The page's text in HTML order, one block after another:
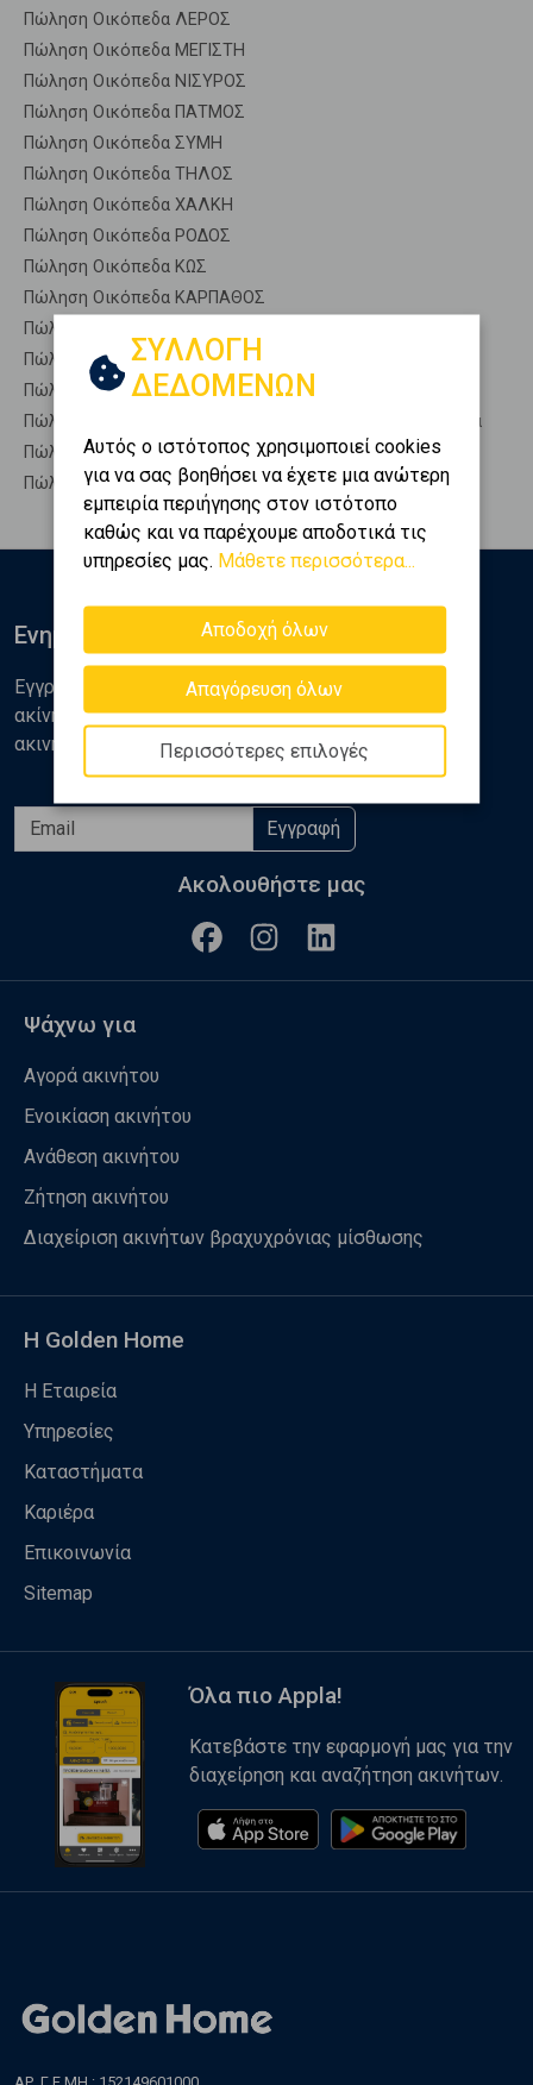
Πώληση Οικόπεδα ΛΕΡΟΣ
Πώληση Οικόπεδα ΜΕΓΙΣΤΗ
Πώληση Οικόπεδα ΝΙΣΥΡΟΣ
Πώληση Οικόπεδα ΠΑΤΜΟΣ
Πώληση Οικόπεδα ΣΥΜΗ
Πώληση Οικόπεδα ΤΗΛΟΣ
Πώληση Οικόπεδα ΧΑΛΚΗ
Πώληση Οικόπεδα ΡΟΔΟΣ
Πώληση Οικόπεδα ΚΩΣ
Πώληση Οικόπεδα ΚΑΡΠΑΘΟΣ
Πώληση Αγροτεμάχια ΠΑΤΜΟΣ - Αγρελούσσα
Πώληση Δασικές εκτάσεις ΠΑΤΜΟΣ - Αγρελούσσα
Πώληση Εκτάσεις ΠΑΤΜΟΣ - Αγρελούσσα
Πώληση Επαγγελματικά οικόπεδα ΠΑΤΜΟΣ - Αγρελούσσα
Πώληση Νησιά ΠΑΤΜΟΣ - Αγρελούσσα
Πώληση Οικιστικά ΠΑΤΜΟΣ - Αγρελούσσα
ΣΥΛΛΟΓΗ
ΔΕΔΟΜΕΝΩΝ
Αυτός ο ιστότοπος χρησιμοποιεί cookies
για να σας βοηθήσει να έχετε μια ανώτερη
εμπειρία περιήγησης στον ιστότοπο
καθώς και να παρέχουμε αποδοτικά τις
υπηρεσίες μας. Μάθετε περισσότερα...
Αποδοχή όλων
Απαγόρευση όλων
Περισσότερες επιλογές
Ενημερωθείτε
Εγγραφείτε στο newsletter της Golden Home για νέα
ακίνητα, αναλύσεις και διάφορα θέματα της αγοράς
ακινήτων
Εγγραφή
Ακολουθήστε μας
Ψάχνω για
Αγορά ακινήτου
Ενοικίαση ακινήτου
Ανάθεση ακινήτου
Ζήτηση ακινήτου
Διαχείριση ακινήτων βραχυχρόνιας μίσθωσης
Η Golden Home
Η Εταιρεία
Υπηρεσίες
Καταστήματα
Καριέρα
Επικοινωνία
Sitemap
Όλα πιο Appla!
Κατεβάστε την εφαρμογή μας για την
διαχείρηση και αναζήτηση ακινήτων.